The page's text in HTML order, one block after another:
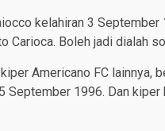
kelahiran 3
Carioca. Boleh jadi dialah
Americano FC lainnya,
September 1996. Dan